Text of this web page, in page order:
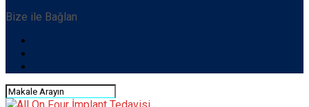
Bize ile Bağlan